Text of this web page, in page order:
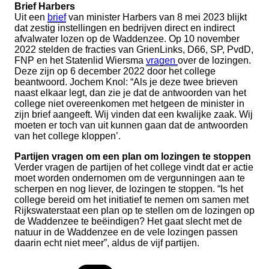
Brief Harbers
Uit een briefvan minister Harbers van 8 mei 2023 blijkt
dat zestig instellingen en bedrijven direct en indirect
afvalwater lozen op de Waddenzee. Op 10 november
2022 stelden de fracties van GrienLinks, D66, SP, PvdD,
FNP en het Statenlid Wiersma vragen over de lozingen.
Deze zijn op 6 december 2022 door het college
beantwoord. Jochem Knol: “Als je deze twee brieven
naast elkaar legt, dan zie je dat de antwoorden van het
college niet overeenkomen met hetgeen de minister in
zijn brief aangeeft. Wij vinden dat een kwalijke zaak. Wij
moeten er toch van uit kunnen gaan dat de antwoorden
van het college kloppen’.
Partijen vragen om een plan om lozingen te stoppen
Verder vragen de partijen of het college vindt dat er actie
moet worden ondernomen om de vergunningen aan te
scherpen en nog liever, de lozingen te stoppen. “Is het
college bereid om het initiatief te nemen om samen met
Rijkswaterstaat een plan op te stellen om de lozingen op
de Waddenzee te beëindigen? Het gaat slecht met de
natuur in de Waddenzee en de vele lozingen passen
daarin echt niet meer”, aldus de vijf partijen.